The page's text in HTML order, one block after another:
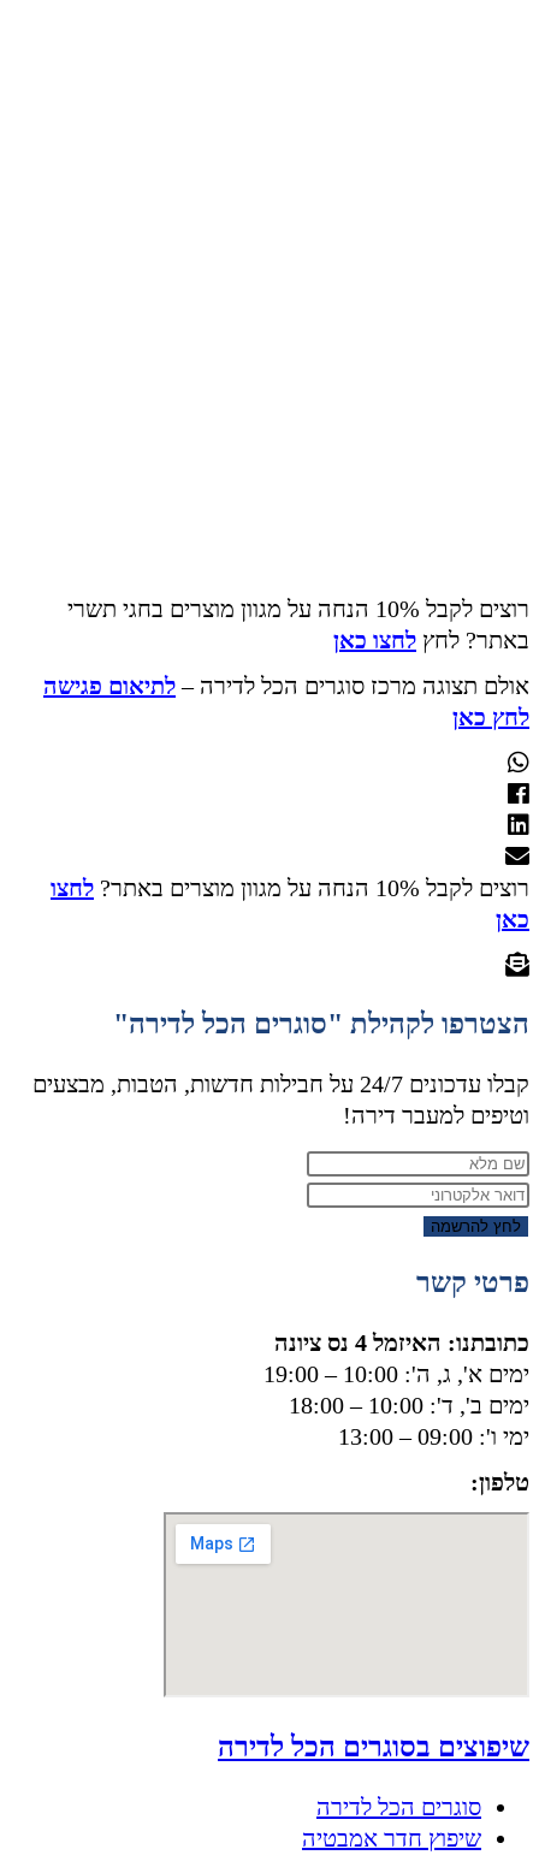
רוצים לקבל 10% הנחה על מגוון מוצרים בחגי תשרי
באתר? לחץ לחצו כאן
אולם תצוגה מרכז סוגרים הכל לדירה –לתיאום פגישה
לחץ כאן
רוצים לקבל 10% הנחה על מגוון מוצרים באתר?
לחצו
כאן
הצטרפו לקהילת "סוגרים הכל לדירה"
קבלו עדכונים 24/7 על חבילות חדשות, הטבות, מבצעים
וטיפים למעבר דירה!
לחץ להרשמה
פרטי קשר
כתובתנו: האיזמל 4 נס ציונה
ימים א', ג, ה': 10:00 – 19:00
ימים ב', ד': 10:00 – 18:00
ימי ו': 09:00 – 13:00
טלפון:
שיפוצים בסוגרים הכל לדירה
סוגרים הכל לדירה
שיפוץ חדר אמבטיה